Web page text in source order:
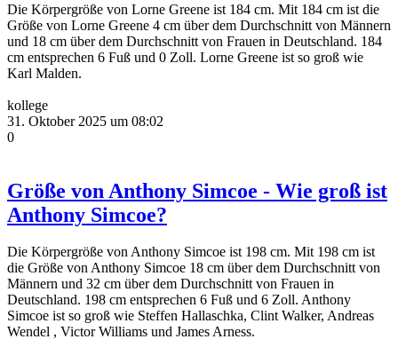
Die Körpergröße von Lorne Greene ist 184 cm. Mit 184 cm ist die
Größe von Lorne Greene 4 cm über dem Durchschnitt von Männern
und 18 cm über dem Durchschnitt von Frauen in Deutschland. 184
cm entsprechen 6 Fuß und 0 Zoll. Lorne Greene ist so groß wie
Karl Malden.
kollege
31. Oktober 2025 um 08:02
0
Größe von Anthony Simcoe - Wie groß ist
Anthony Simcoe?
Die Körpergröße von Anthony Simcoe ist 198 cm. Mit 198 cm ist
die Größe von Anthony Simcoe 18 cm über dem Durchschnitt von
Männern und 32 cm über dem Durchschnitt von Frauen in
Deutschland. 198 cm entsprechen 6 Fuß und 6 Zoll. Anthony
Simcoe ist so groß wie Steffen Hallaschka, Clint Walker, Andreas
Wendel , Victor Williams und James Arness.